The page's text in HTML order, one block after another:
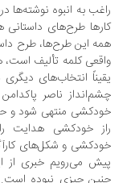
به انبوه نوشته‌ها
طرح‌های داستانی
این طرح‌ها، طرح داستانی
کلمه تألیف است،
انتخاب‌های دیگری
ناصر پاکدامن
منتهی شود و حتی با
خودکشی هدایت را کشف
و شکل‌های کارآگاهی
می‌رویم خبری از این